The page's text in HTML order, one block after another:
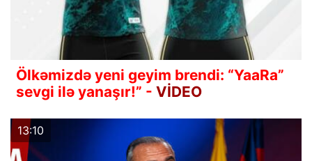
Ölkəmizdə yeni geyim brendi: “YaaRa”
sevgi ilə yanaşır!” - VİDEO
13:10